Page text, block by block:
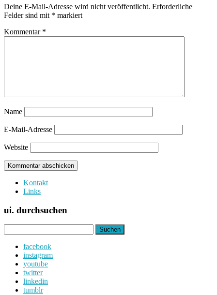
Deine E-Mail-Adresse wird nicht veröffentlicht. Erforderliche
Felder sind mit * markiert
Kommentar *
Name
E-Mail-Adresse
Website
Kontakt
Links
ui. durchsuchen
nach:
facebook
instagram
youtube
twitter
linkedin
tumblr